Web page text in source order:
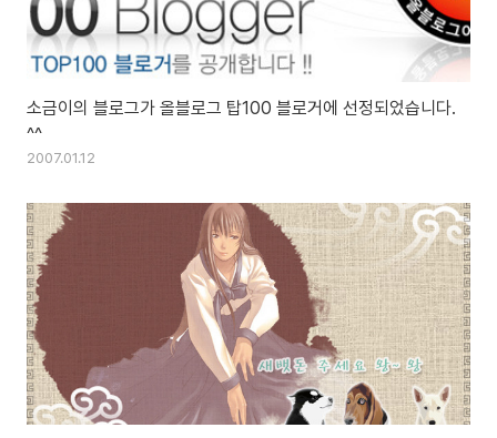
소금이의 블로그가 올블로그 탑100 블로거에 선정되었습니다.
^^
2007.01.12